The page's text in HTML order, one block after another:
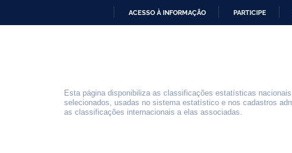
ACESSO À INFORMAÇÃO PARTICIPE
Esta página disponibiliza as classificações estatísticas
selecionados, usadas no sistema estatístico e nos cadastros
as classificações internacionais a elas associadas.